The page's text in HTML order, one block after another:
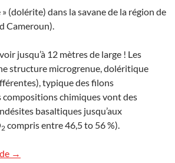
(dolérite) dans la savane de la région de
Cameroun).
jusqu’à 12 mètres de large ! Les
structure microgrenue, doléritique
typique des filons
compositions chimiques vont des
basaltiques jusqu’aux
2 compris entre 46,5 to 56 %).
Filons volcaniques à Hama Koussou,
→